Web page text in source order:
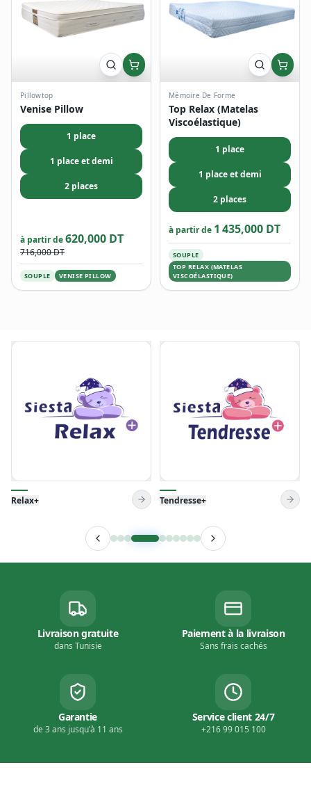
Pillowtop
Venise Pillow
1 place
1 place et demi
2 places
à partir de620,000 DT
716,000 DT
SOUPLE VENISE PILLOW
Mémoire De Forme
Top Relax (Matelas
Viscoélastique)
1 place
1 place et demi
2 places
à partir de 1 435,000 DT
SOUPLE
TOP RELAX (MATELAS
VISCOÉLASTIQUE)
Tendresse+ Venise Pillow
Livraison gratuite
dans Tunisie
Paiement à la livraison
Sans frais cachés
Garantie
de 3 ans jusqu'à 11 ans
Service client 24/7
+216 99 015 100